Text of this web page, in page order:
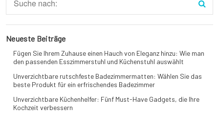
Neueste Beiträge
Fügen Sie Ihrem Zuhause einen Hauch von Eleganz hinzu: Wie man
den passenden Esszimmerstuhl und Küchenstuhl auswählt
Unverzichtbare rutschfeste Badezimmermatten: Wählen Sie das
beste Produkt für ein erfrischendes Badezimmer
Unverzichtbare Küchenhelfer: Fünf Must-Have Gadgets, die Ihre
Kochzeit verbessern